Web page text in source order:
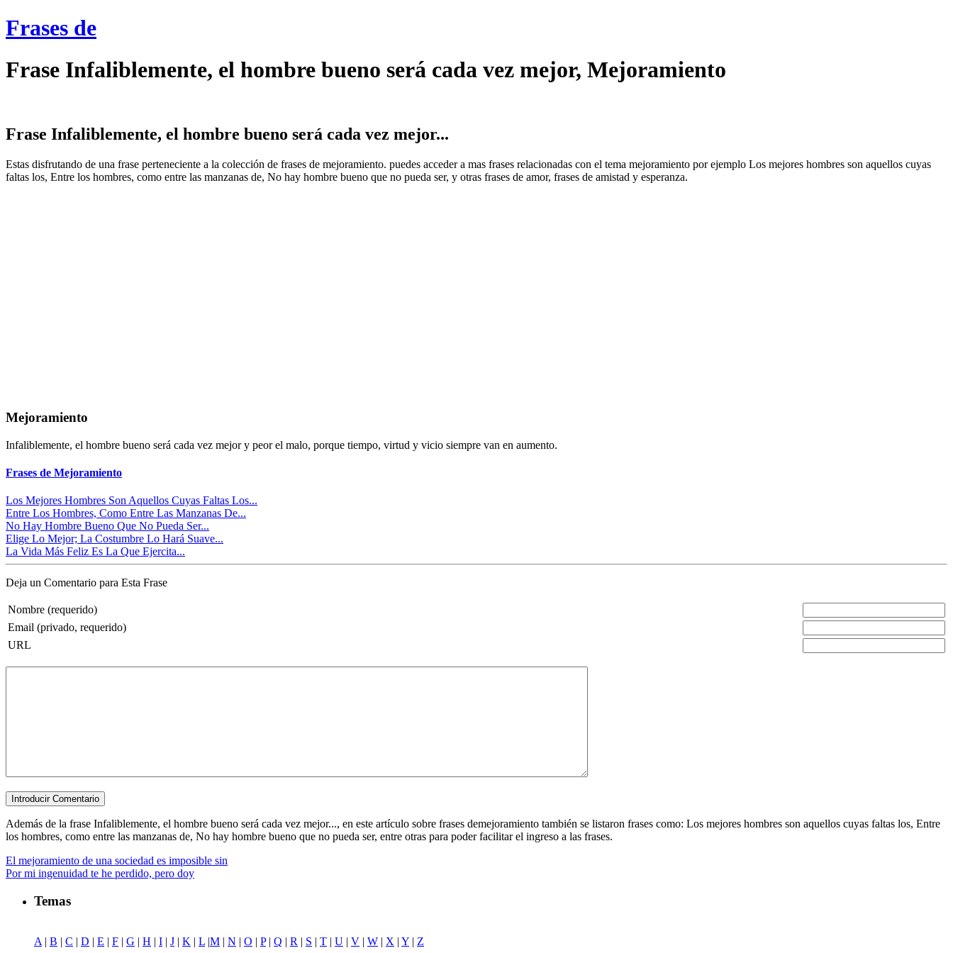
Frases de
Frase Infaliblemente, el hombre bueno será cada vez mejor, Mejoramiento
Frase Infaliblemente, el hombre bueno será cada vez mejor...
Estas disfrutando de una frase perteneciente a la colección de frases de mejoramiento. puedes acceder a mas frases relacionadas con el tema mejoramiento por ejemplo Los mejores hombres son aquellos cuyas
faltas los, Entre los hombres, como entre las manzanas de, No hay hombre bueno que no pueda ser, y otras frases de amor, frases de amistad y esperanza.
Mejoramiento
Infaliblemente, el hombre bueno será cada vez mejor y peor el malo, porque tiempo, virtud y vicio siempre van en aumento.
Frases de Mejoramiento
Los Mejores Hombres Son Aquellos Cuyas Faltas Los...
Entre Los Hombres, Como Entre Las Manzanas De...
No Hay Hombre Bueno Que No Pueda Ser...
Elige Lo Mejor; La Costumbre Lo Hará Suave...
La Vida Más Feliz Es La Que Ejercita...
Deja un Comentario para Esta Frase
Nombre (requerido)
Email (privado, requerido)
URL
Además de la frase Infaliblemente, el hombre bueno será cada vez mejor..., en este artículo sobre frases demejoramiento también se listaron frases como: Los mejores hombres son aquellos cuyas faltas los, Entre
los hombres, como entre las manzanas de, No hay hombre bueno que no pueda ser, entre otras para poder facilitar el ingreso a las frases.
El mejoramiento de una sociedad es imposible sin
Por mi ingenuidad te he perdido, pero doy
Temas
A | B | C | D | E | F | G | H | I | J | K | L |M | N | O | P| Q | R | S | T | U | V | W | X | Y | Z